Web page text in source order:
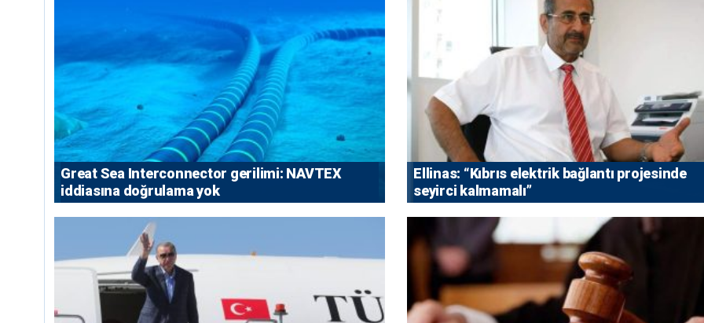
Great Sea Interconnector gerilimi: NAVTEX
iddiasına doğrulama yok
Ellinas: “Kıbrıs elektrik bağlantı projesinde
seyirci kalmamalı”